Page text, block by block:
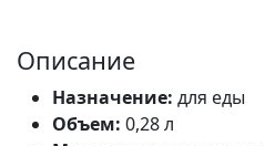
Описание
Назначение: для еды
Объем: 0,28 л